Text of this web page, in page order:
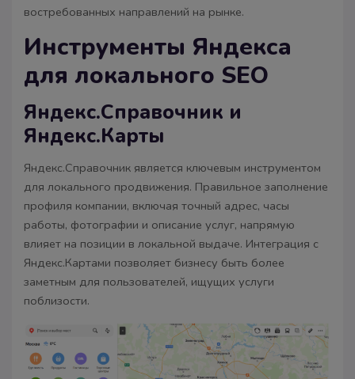
востребованных направлений на рынке.
Инструменты Яндекса
для локального SEO
Яндекс.Справочник и
Яндекс.Карты
Яндекс.Справочник является ключевым инструментом
для локального продвижения. Правильное заполнение
профиля компании, включая точный адрес, часы
работы, фотографии и описание услуг, напрямую
влияет на позиции в локальной выдаче. Интеграция с
Яндекс.Картами позволяет бизнесу быть более
заметным для пользователей, ищущих услуги
поблизости.